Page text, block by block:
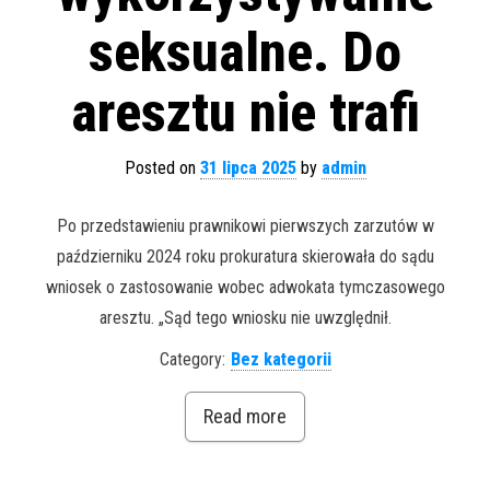
seksualne. Do
aresztu nie trafi
Posted on 31 lipca 2025by admin
Po przedstawieniu prawnikowi pierwszych zarzutów w
październiku 2024 roku prokuratura skierowała do sądu
wniosek o zastosowanie wobec adwokata tymczasowego
aresztu. „Sąd tego wniosku nie uwzględnił.
Category: Bez kategorii
Read more